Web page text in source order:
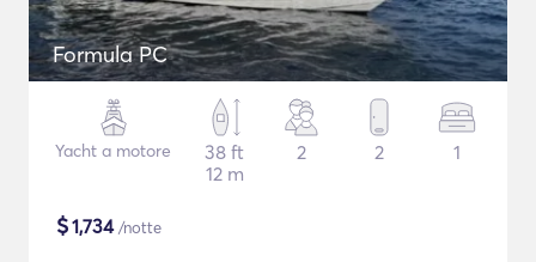
Formula PC
Yacht a motore
38 ft
12 m
2 2 1
$1,734/notte